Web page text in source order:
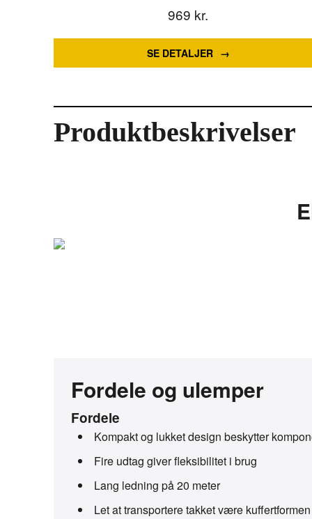
969 kr.
SE DETALJER
Produktbeskrivelser
Fordele og ulemper
Fordele
Kompakt og lukket design beskytter
Fire udtag giver fleksibilitet i brug
Lang ledning på 20 meter
Let at transportere takket være kuffertformen